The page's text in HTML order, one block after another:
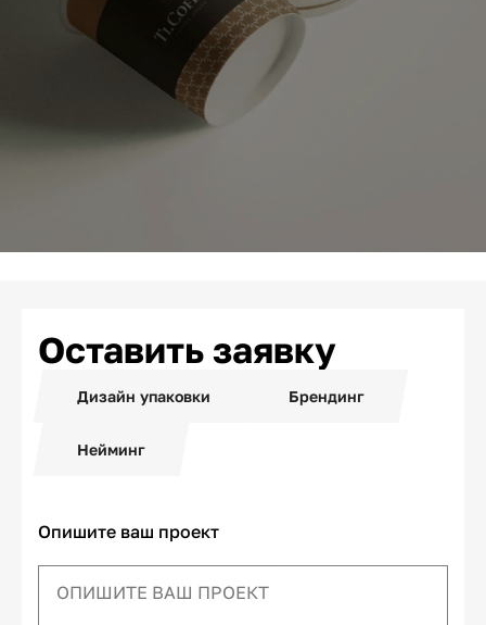
Оставить заявку
Дизайн упаковки Брендинг
Нейминг
Опишите ваш проект